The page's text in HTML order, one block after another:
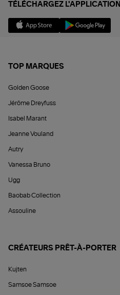
TÉLÉCHARGEZ L'APPLICATION
TOP MARQUES
Golden Goose
Jérôme Dreyfuss
Isabel Marant
Jeanne Vouland
Autry
Vanessa Bruno
Ugg
Baobab Collection
Assouline
CRÉATEURS PRÊT-À-PORTER
Kujten
Samsoe Samsoe